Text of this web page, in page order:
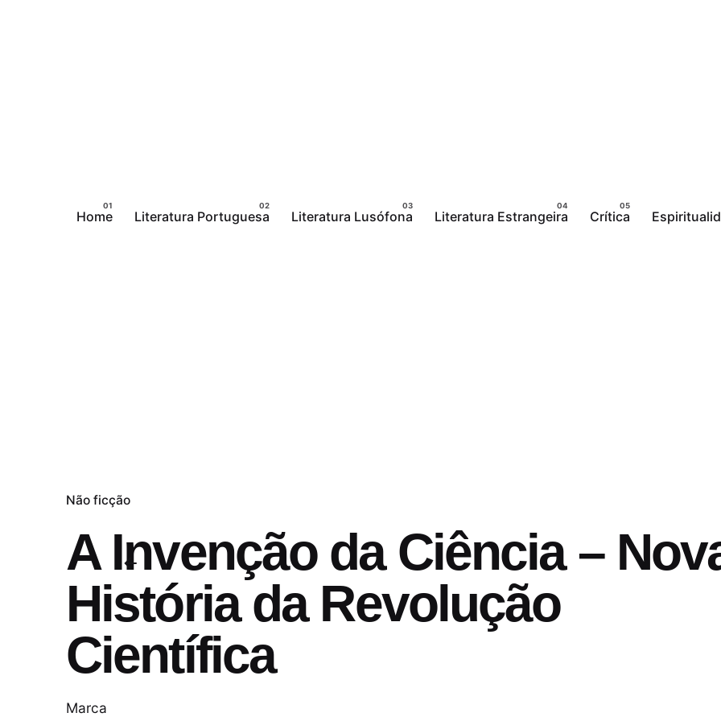
Home Literatura Portuguesa Literatura Lusófona Literatura Estrangeira Crítica
Não ficção
A Invenção da Ciência –
História da Revolução
Científica
Marca